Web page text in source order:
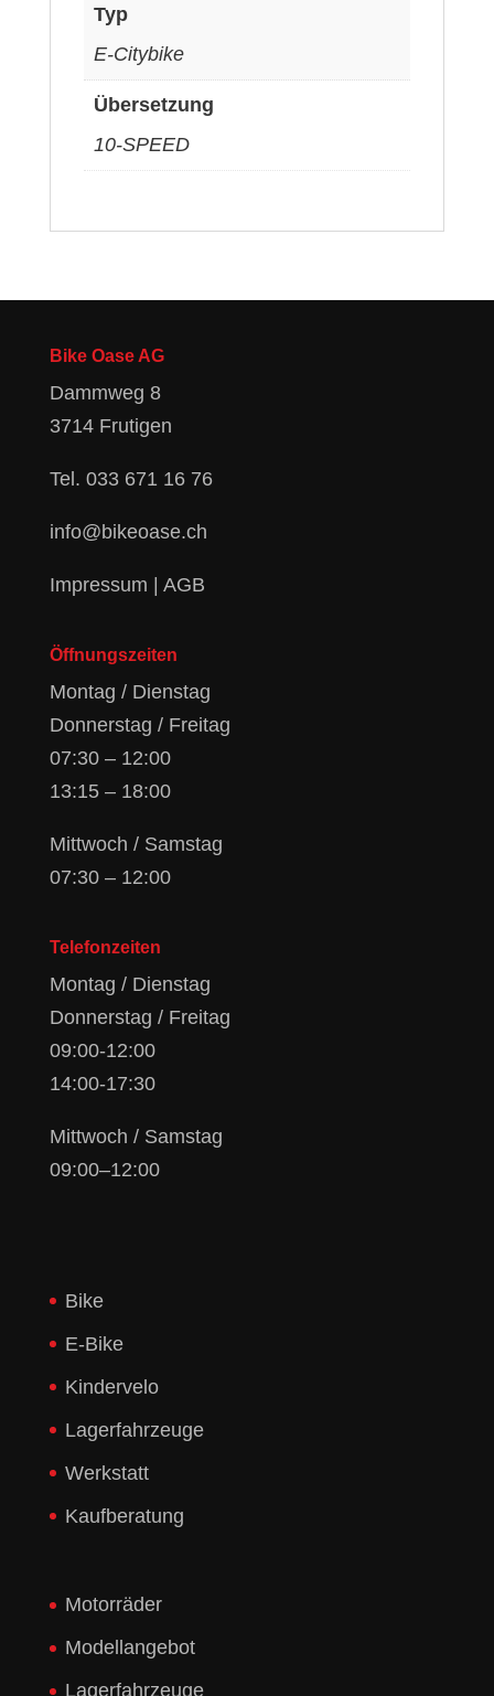
Typ
E-Citybike
Übersetzung
10-SPEED
Bike Oase AG
Dammweg 8
3714 Frutigen
Tel. 033 671 16 76
info@bikeoase.ch
Impressum | AGB
Öffnungszeiten
Montag / Dienstag
Donnerstag / Freitag
07:30 – 12:00
13:15 – 18:00
Mittwoch / Samstag
07:30 – 12:00
Telefonzeiten
Montag / Dienstag
Donnerstag / Freitag
09:00-12:00
14:00-17:30
Mittwoch / Samstag
09:00–12:00
Bike
E-Bike
Kindervelo
Lagerfahrzeuge
Werkstatt
Kaufberatung
Motorräder
Modellangebot
Lagerfahrzeuge